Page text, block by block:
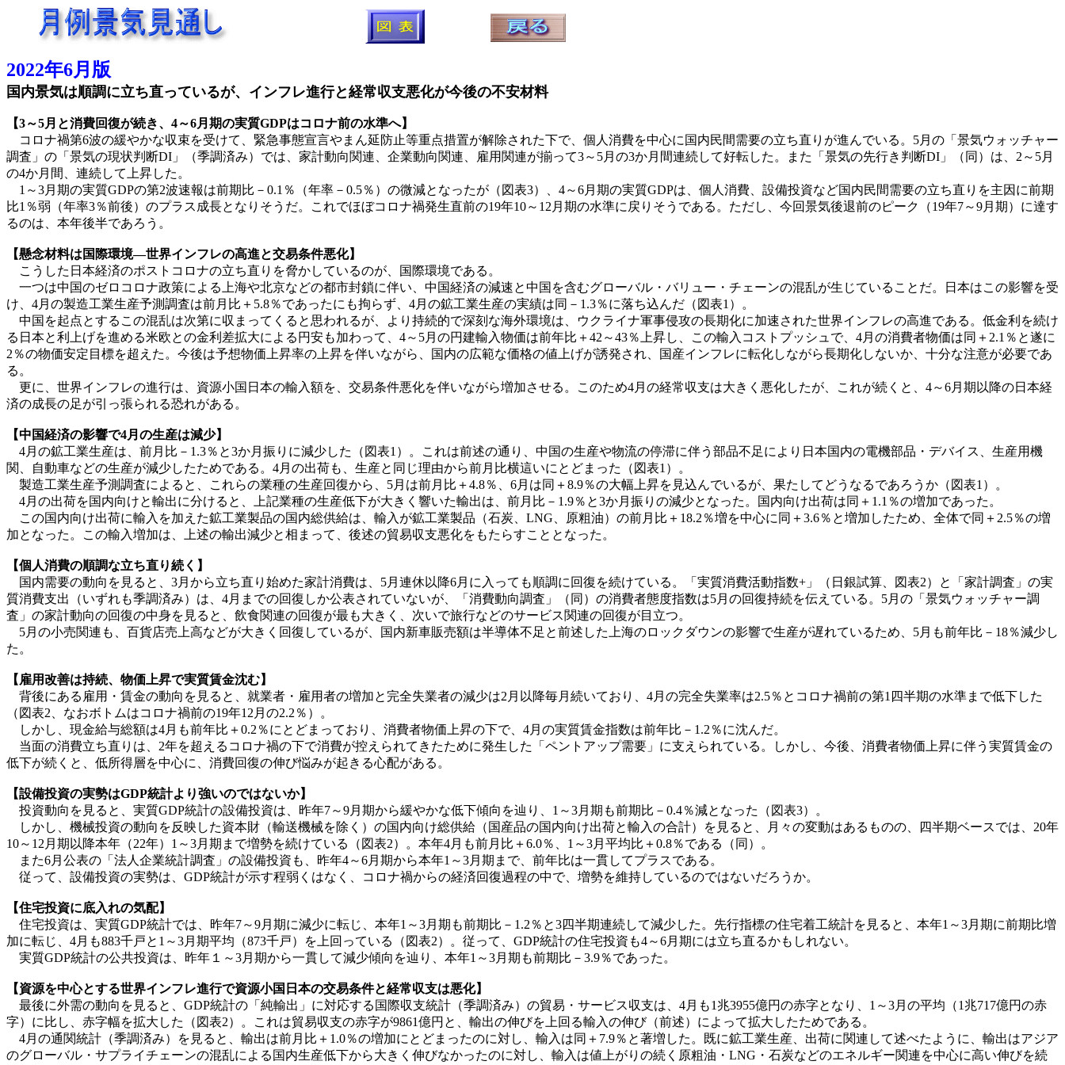
2022年6月版
国内景気は順調に立ち直っているが、インフレ進行と経常収支悪化が今後の不安材料
【3～5月と消費回復が続き、4～6月期の実質GDPはコロナ前の水準へ】
コロナ禍第6波の緩やかな収束を受けて、緊急事態宣言やまん延防止等重点措置が解除された下で、個人消費を中心に国内民間需要の立ち直りが進んでいる。5月の「景気ウォッチャー
調査」の「景気の現状判断DI」（季調済み）では、家計動向関連、企業動向関連、雇用関連が揃って3～5月の3か月間連続して好転した。また「景気の先行き判断DI」（同）は、2～5月
の4か月間、連続して上昇した。
1～3月期の実質GDPの第2波速報は前期比－0.1％（年率－0.5％）の微減となったが（図表3）、4～6月期の実質GDPは、個人消費、設備投資など国内民間需要の立ち直りを主因に前期
比1％弱（年率3％前後）のプラス成長となりそうだ。これでほぼコロナ禍発生直前の19年10～12月期の水準に戻りそうである。ただし、今回景気後退前のピーク（19年7～9月期）に達す
るのは、本年後半であろう。
【懸念材料は国際環境―世界インフレの高進と交易条件悪化】
こうした日本経済のポストコロナの立ち直りを脅かしているのが、国際環境である。
一つは中国のゼロコロナ政策による上海や北京などの都市封鎖に伴い、中国経済の減速と中国を含むグローバル・バリュー・チェーンの混乱が生じていることだ。日本はこの影響を受
け、4月の製造工業生産予測調査は前月比＋5.8％であったにも拘らず、4月の鉱工業生産の実績は同－1.3％に落ち込んだ（図表1）。
中国を起点とするこの混乱は次第に収まってくると思われるが、より持続的で深刻な海外環境は、ウクライナ軍事侵攻の長期化に加速された世界インフレの高進である。低金利を続け
る日本と利上げを進める米欧との金利差拡大による円安も加わって、4～5月の円建輸入物価は前年比＋42～43％上昇し、この輸入コストプッシュで、4月の消費者物価は同＋2.1％と遂に
2％の物価安定目標を超えた。今後は予想物価上昇率の上昇を伴いながら、国内の広範な価格の値上げが誘発され、国産インフレに転化しながら長期化しないか、十分な注意が必要であ
る。
更に、世界インフレの進行は、資源小国日本の輸入額を、交易条件悪化を伴いながら増加させる。このため4月の経常収支は大きく悪化したが、これが続くと、4～6月期以降の日本経
済の成長の足が引っ張られる恐れがある。
【中国経済の影響で4月の生産は減少】
4月の鉱工業生産は、前月比－1.3％と3か月振りに減少した（図表1）。これは前述の通り、中国の生産や物流の停滞に伴う部品不足により日本国内の電機部品・デバイス、生産用機
関、自動車などの生産が減少したためである。4月の出荷も、生産と同じ理由から前月比横這いにとどまった（図表1）。
製造工業生産予測調査によると、これらの業種の生産回復から、5月は前月比＋4.8％、6月は同＋8.9％の大幅上昇を見込んでいるが、果たしてどうなるであろうか（図表1）。
4月の出荷を国内向けと輸出に分けると、上記業種の生産低下が大きく響いた輸出は、前月比－1.9％と3か月振りの減少となった。国内向け出荷は同＋1.1％の増加であった。
この国内向け出荷に輸入を加えた鉱工業製品の国内総供給は、輸入が鉱工業製品（石炭、LNG、原粗油）の前月比＋18.2％増を中心に同＋3.6％と増加したため、全体で同＋2.5％の増
加となった。この輸入増加は、上述の輸出減少と相まって、後述の貿易収支悪化をもたらすこととなった。
【個人消費の順調な立ち直り続く】
国内需要の動向を見ると、3月から立ち直り始めた家計消費は、5月連休以降6月に入っても順調に回復を続けている。「実質消費活動指数+」（日銀試算、図表2）と「家計調査」の実
質消費支出（いずれも季調済み）は、4月までの回復しか公表されていないが、「消費動向調査」（同）の消費者態度指数は5月の回復持続を伝えている。5月の「景気ウォッチャー調
査」の家計動向の回復の中身を見ると、飲食関連の回復が最も大きく、次いで旅行などのサービス関連の回復が目立つ。
5月の小売関連も、百貨店売上高などが大きく回復しているが、国内新車販売額は半導体不足と前述した上海のロックダウンの影響で生産が遅れているため、5月も前年比－18％減少し
た。
【雇用改善は持続、物価上昇で実質賃金沈む】
背後にある雇用・賃金の動向を見ると、就業者・雇用者の増加と完全失業者の減少は2月以降毎月続いており、4月の完全失業率は2.5％とコロナ禍前の第1四半期の水準まで低下した
（図表2、なおボトムはコロナ禍前の19年12月の2.2％）。
しかし、現金給与総額は4月も前年比＋0.2％にとどまっており、消費者物価上昇の下で、4月の実質賃金指数は前年比－1.2％に沈んだ。
当面の消費立ち直りは、2年を超えるコロナ禍の下で消費が控えられてきたために発生した「ペントアップ需要」に支えられている。しかし、今後、消費者物価上昇に伴う実質賃金の
低下が続くと、低所得層を中心に、消費回復の伸び悩みが起きる心配がある。
【設備投資の実勢はGDP統計より強いのではないか】
投資動向を見ると、実質GDP統計の設備投資は、昨年7～9月期から緩やかな低下傾向を辿り、1～3月期も前期比－0.4％減となった（図表3）。
しかし、機械投資の動向を反映した資本財（輸送機械を除く）の国内向け総供給（国産品の国内向け出荷と輸入の合計）を見ると、月々の変動はあるものの、四半期ベースでは、20年
10～12月期以降本年（22年）1～3月期まで増勢を続けている（図表2）。本年4月も前月比＋6.0％、1～3月平均比＋0.8％である（同）。
また6月公表の「法人企業統計調査」の設備投資も、昨年4～6月期から本年1～3月期まで、前年比は一貫してプラスである。
従って、設備投資の実勢は、GDP統計が示す程弱くはなく、コロナ禍からの経済回復過程の中で、増勢を維持しているのではないだろうか。
【住宅投資に底入れの気配】
住宅投資は、実質GDP統計では、昨年7～9月期に減少に転じ、本年1～3月期も前期比－1.2％と3四半期連続して減少した。先行指標の住宅着工統計を見ると、本年1～3月期に前期比増
加に転じ、4月も883千戸と1～3月期平均（873千戸）を上回っている（図表2）。従って、GDP統計の住宅投資も4～6月期には立ち直るかもしれない。
実質GDP統計の公共投資は、昨年１～3月期から一貫して減少傾向を辿り、本年1～3月期も前期比－3.9％であった。
【資源を中心とする世界インフレ進行で資源小国日本の交易条件と経常収支は悪化】
最後に外需の動向を見ると、GDP統計の「純輸出」に対応する国際収支統計（季調済み）の貿易・サービス収支は、4月も1兆3955億円の赤字となり、1～3月の平均（1兆717億円の赤
字）に比し、赤字幅を拡大した（図表2）。これは貿易収支の赤字が9861億円と、輸出の伸びを上回る輸入の伸び（前述）によって拡大したためである。
4月の通関統計（季調済み）を見ると、輸出は前月比＋1.0％の増加にとどまったのに対し、輸入は同＋7.9％と著増した。既に鉱工業生産、出荷に関連して述べたように、輸出はアジア
のグローバル・サプライチェーンの混乱による国内生産低下から大きく伸びなかったのに対し、輸入は値上がりの続く原粗油・LNG・石炭などのエネルギー関連を中心に高い伸びを続